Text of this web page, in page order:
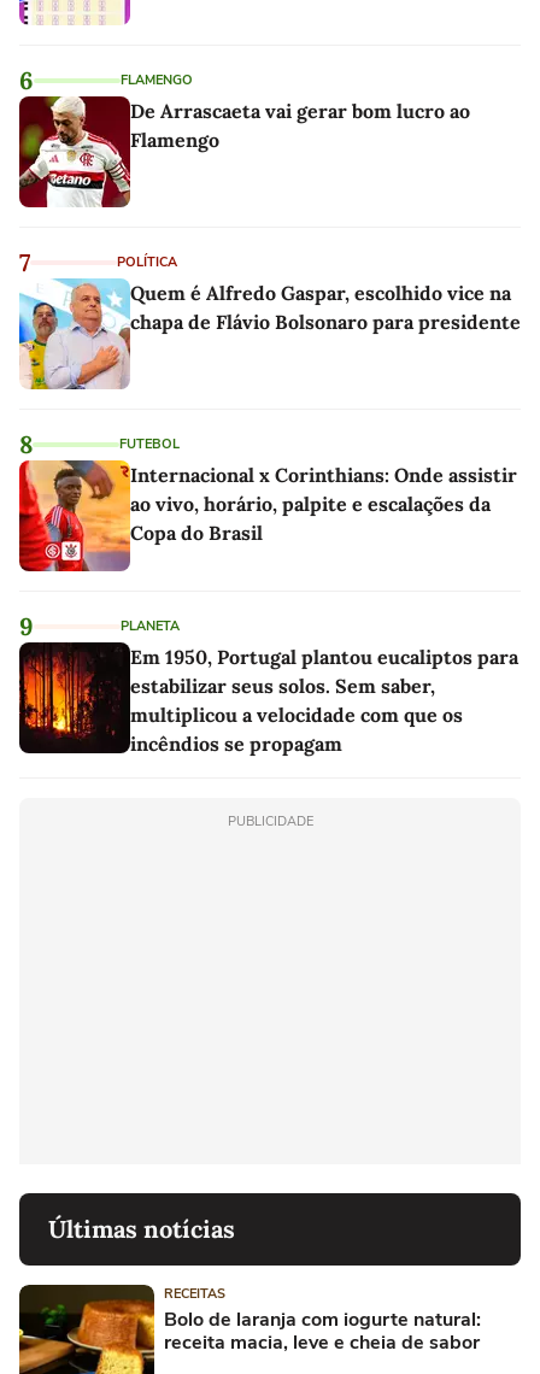
6 FLAMENGO
De Arrascaeta vai gerar bom lucro ao
Flamengo
7 POLÍTICA
Quem é Alfredo Gaspar, escolhido vice na
chapa de Flávio Bolsonaro para presidente
8 FUTEBOL
Internacional x Corinthians: Onde assistir
ao vivo, horário, palpite e escalações da
Copa do Brasil
9 PLANETA
Em 1950, Portugal plantou eucaliptos para
estabilizar seus solos. Sem saber,
multiplicou a velocidade com que os
incêndios se propagam
PUBLICIDADE
Últimas notícias
RECEITAS
Bolo de laranja com iogurte natural:
receita macia, leve e cheia de sabor